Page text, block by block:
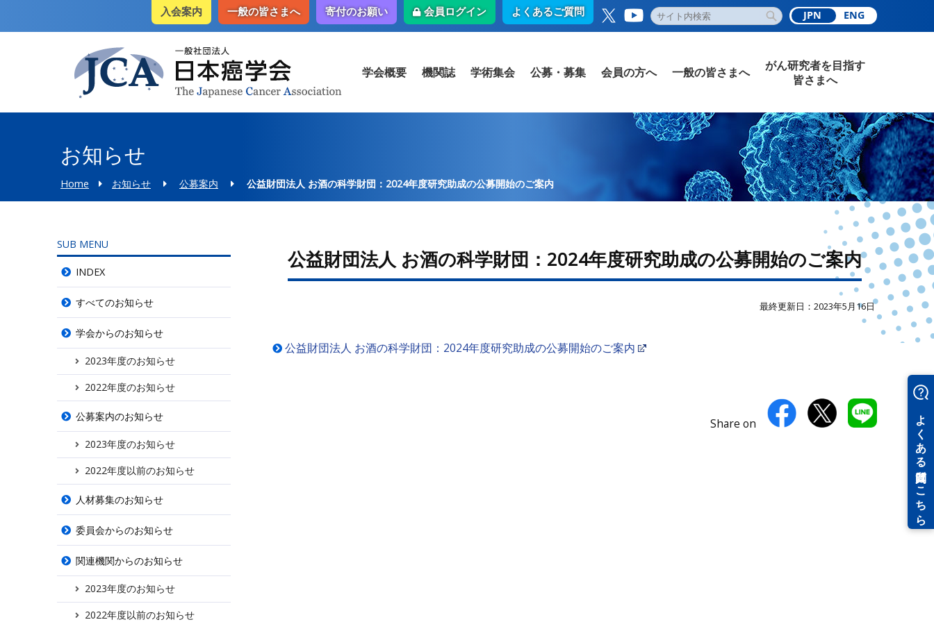
入会案内 一般の皆さまへ 寄付のお願い 会員ログイン よくあるご質問 JPN ENG
学会概要 機関誌 学術集会 公募・募集 会員の方へ 一般の皆さまへ
がん研究者を目指す
皆さまへ
お知らせ
SUB MENU
INDEX
すべてのお知らせ
学会からのお知らせ
2023年度のお知らせ
2022年度のお知らせ
公募案内のお知らせ
2023年度のお知らせ
2022年度以前のお知らせ
人材募集のお知らせ
委員会からのお知らせ
関連機関からのお知らせ
2023年度のお知らせ
2022年度以前のお知らせ
Home お知らせ 公募案内 公益財団法人 お酒の科学財団：2024年度研究助成の公募開始のご案内
公益財団法人 お酒の科学財団：2024年度研究助成の公募開始のご案内
最終更新日：2023年5月16日
公益財団法人 お酒の科学財団：2024年度研究助成の公募開始のご案内
Share on